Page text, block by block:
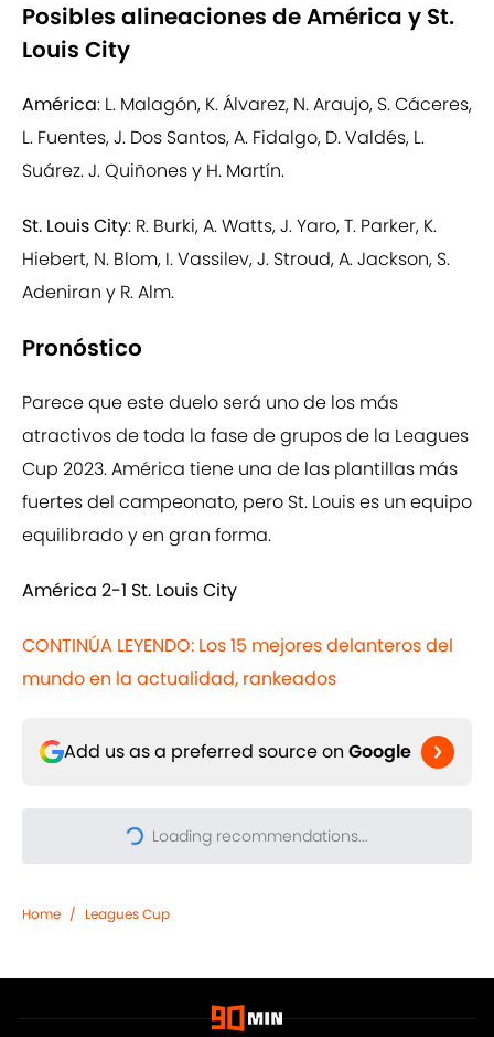
Posibles alineaciones de América y St.
Louis City
América: L. Malagón, K. Álvarez, N. Araujo, S. Cáceres,
L. Fuentes, J. Dos Santos, A. Fidalgo, D. Valdés, L.
Suárez. J. Quiñones y H. Martín.
St. Louis City: R. Burki, A. Watts, J. Yaro, T. Parker, K.
Hiebert, N. Blom, I. Vassilev, J. Stroud, A. Jackson, S.
Adeniran y R. Alm.
Pronóstico
Parece que este duelo será uno de los más
atractivos de toda la fase de grupos de la Leagues
Cup 2023. América tiene una de las plantillas más
fuertes del campeonato, pero St. Louis es un equipo
equilibrado y en gran forma.
América 2-1 St. Louis City
CONTINÚA LEYENDO: Los 15 mejores delanteros del
mundo en la actualidad, rankeados
Add us as a preferred source on Google
Loading recommendations...
Please wait while we load
Home / Leagues Cup